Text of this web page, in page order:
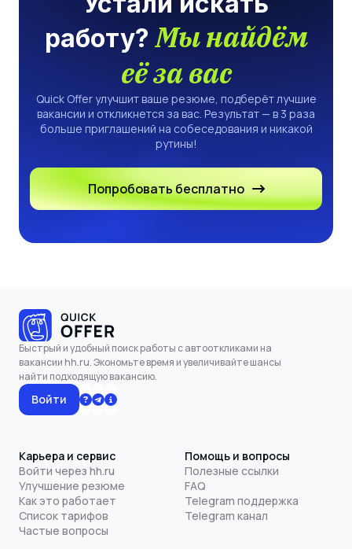
работу?Мы найдём
её за вас
Quick Offer улучшит ваше резюме, подберёт лучшие
вакансии и откликнется за вас. Результат — в 3 раза
больше приглашений на собеседования и никакой
рутины!
Попробовать бесплатно
Быстрый и удобный поиск работы с автооткликами на
вакансии hh.ru. Экономьте время и увеличивайте шансы
найти подходящую вакансию.
Войти
Карьера и сервис
Войти через hh.ru
Улучшение резюме
Как это работает
Список тарифов
Частые вопросы
Помощь и вопросы
Полезные ссылки
FAQ
Telegram поддержка
Telegram канал